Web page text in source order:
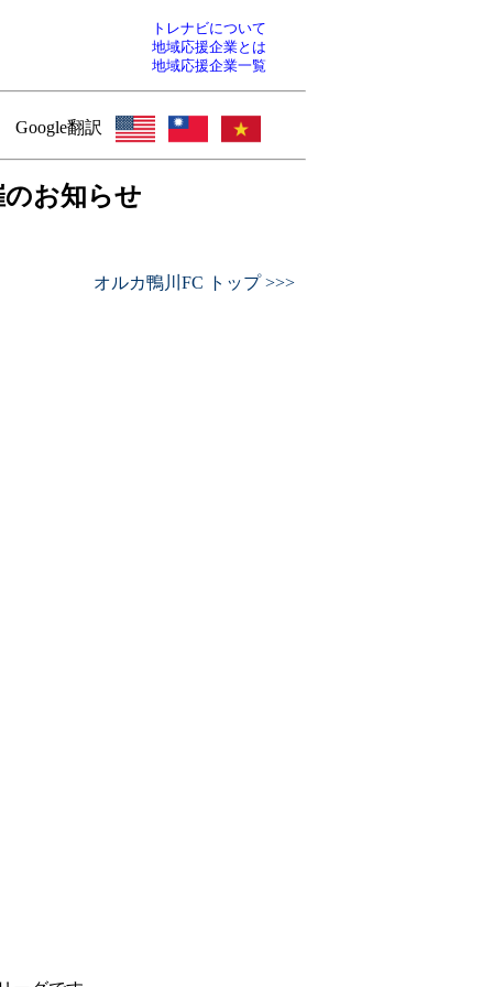
トレナビについて
地域応援企業とは
地域応援企業一覧
Google翻訳
お知らせ
オルカ鴨川FC トップ >>>